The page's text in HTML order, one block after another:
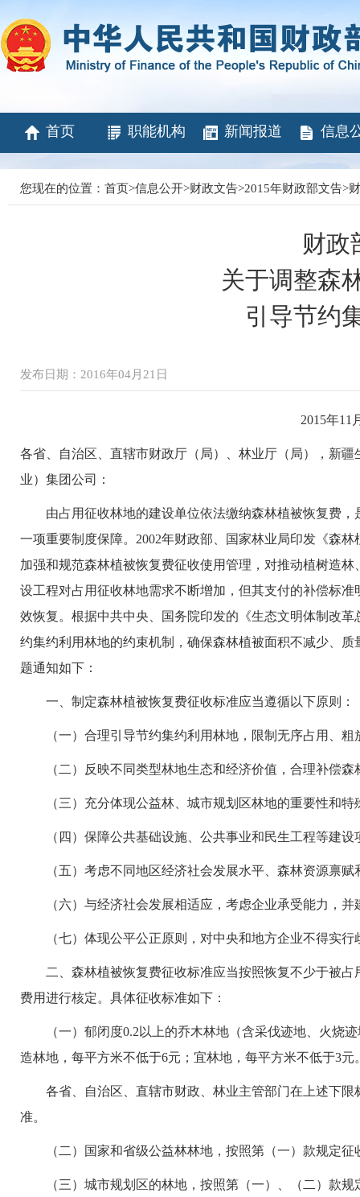
首页 职能机构 新闻报道 信息
您现在的位置： 首页>信息公开>财政文告>2015年财政部文告>
财政
关于调整森
引导节约
发布日期：2016年04月21日
2015年11
各省、自治区、直辖市财政厅（局）、林业厅（局），新
业）集团公司：
由占用征收林地的建设单位依法缴纳森林植被恢复费，
一项重要制度保障。2002年财政部、国家林业局印发《森
加强和规范森林植被恢复费征收使用管理，对推动植树造
设工程对占用征收林地需求不断增加，但其支付的补偿标
效恢复。根据中共中央、国务院印发的《生态文明体制改
约集约利用林地的约束机制，确保森林植被面积不减少、
题通知如下：
一、制定森林植被恢复费征收标准应当遵循以下原则：
（一）合理引导节约集约利用林地，限制无序占用、粗
（二）反映不同类型林地生态和经济价值，合理补偿森
（三）充分体现公益林、城市规划区林地的重要性和特
（四）保障公共基础设施、公共事业和民生工程等建设
（五）考虑不同地区经济社会发展水平、森林资源禀赋
（六）与经济社会发展相适应，考虑企业承受能力，并
（七）体现公平公正原则，对中央和地方企业不得实行
二、森林植被恢复费征收标准应当按照恢复不少于被占
费用进行核定。具体征收标准如下：
（一）郁闭度0.2以上的乔木林地（含采伐迹地、火烧迹
造林地，每平方米不低于6元；宜林地，每平方米不低于3元
各省、自治区、直辖市财政、林业主管部门在上述下限
准。
（二）国家和省级公益林林地，按照第（一）款规定征
（三）城市规划区的林地，按照第（一）、（二）款规